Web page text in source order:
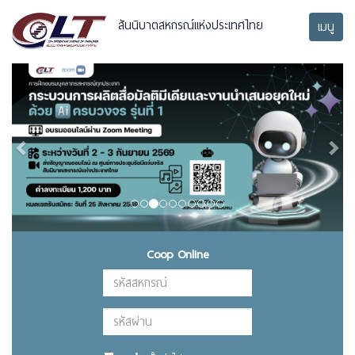
สันนิบาตสหกรณ์แห่งประเทศไทย เมนู
Previous
Coop Online